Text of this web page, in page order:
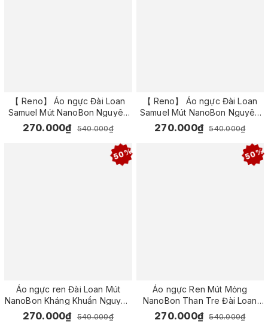
【 Reno】 Áo ngực Đài Loan
Samuel Mút NanoBon Nguyên
Ngực Siêu Nâng ( Màu Đen )
270.000₫ 540.000₫
【 Reno】 Áo ngực Đài Loan
Samuel Mút NanoBon Nguyên
Ngực Siêu Nâng ( Màu Da Đậm
)
270.000₫ 540.000₫
50%
Áo ngực ren Đài Loan Mút
NanoBon Kháng Khuẩn Nguyên
Ngực
270.000₫ 540.000₫
50%
Áo ngực Ren Mút Mỏng
NanoBon Than Tre Đài Loan
Samuel RENO 5003
270.000₫ 540.000₫